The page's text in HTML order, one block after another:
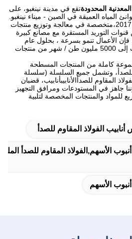
المحدودةتقع في مدينة نينغبو، على
المياه العميقة في الصين - ميناء نينغبو.
تم تأسيس الشركة في أبريل 2017،متخصصة في معالجة وتوزيع منتجات
التوريد المستقرة مع مصانع كبيرة
فإن الأعمال تنمو بسرعة ، بحلول عام
2017 يمكن أن تصل الإيرادات إلى 5000 مليون طن / شهر من منتجات
كاملة من المنتجات المسطحة
للصدأ، وتشمل جميع السلسلة (سلسلة
من الفولاذ المقاوم للصدأالأنابيبأنابيب، قضبان
جاهز في المستودعات ومرافق التجهيز
للمواد والمنتجات المخصصة لتلبية
الفولاذ المقاوم للصدأ
الأسهم,الفولاذ المقاوم للصدأ
الأسهم